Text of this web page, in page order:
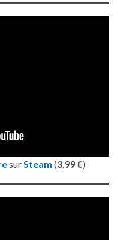
surSteam (3,99 €)